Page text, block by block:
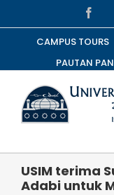
to
contentCAMPUS TOURS
PAUTAN
USIM terima
Adabi untuk